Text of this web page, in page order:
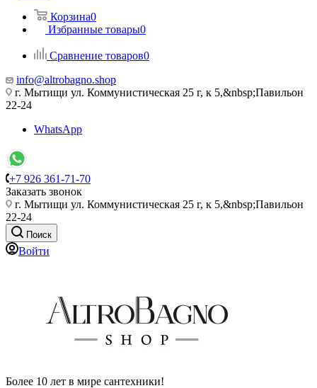
Корзина0
Избранные товары0
Сравнение товаров0
info@altrobagno.shop
г. Мытищи ул. Коммунистическая 25 г, к 5,&nbsp;Павильон
22-24
WhatsApp
+7 926 361-71-70
Заказать звонок
г. Мытищи ул. Коммунистическая 25 г, к 5,&nbsp;Павильон
22-24
Поиск
Войти
Более 10 лет в мире сантехники!